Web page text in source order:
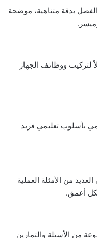
الفصل بدقة متناهية، موضحة
لتركيب ووظائف الجهاز
بأسلوب تعليمي فريد
من الأمثلة العملية
أعمق.
من الأسئلة والتمارين